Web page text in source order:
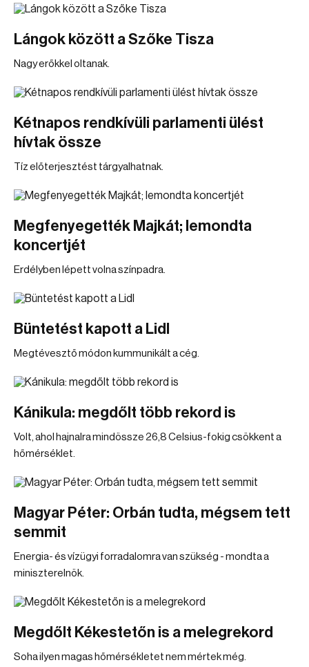
Lángok között a Szőke Tisza
Nagy erőkkel oltanak.
Kétnapos rendkívüli parlamenti ülést
hívtak össze
Tíz előterjesztést tárgyalhatnak.
Megfenyegették Majkát; lemondta
koncertjét
Erdélyben lépett volna színpadra.
Büntetést kapott a Lidl
Megtévesztő módon kummunikált a cég.
Kánikula: megdőlt több rekord is
Volt, ahol hajnalra mindössze 26,8 Celsius-fokig csökkent a
hőmérséklet.
Magyar Péter: Orbán tudta, mégsem tett
semmit
Energia- és vízügyi forradalomra van szükség - mondta a
miniszterelnök.
Megdőlt Kékestetőn is a melegrekord
Soha ilyen magas hőmérsékletet nem mértek még.